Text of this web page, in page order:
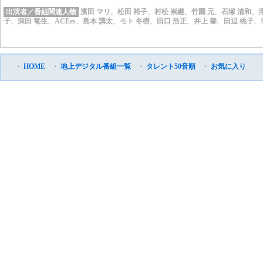
出演者／番組関連人物 濱田 マリ 、 松田 裕子、 村松 崇継、 竹園 元、 石塚 清和 、
子、 深田 竜生、 ACEes、 島本 講太、 モト 冬樹、 田口 浩正、 井上 肇、 田辺 桃子、
・ HOME ・ 地上デジタル番組一覧 ・ タレント50音順 ・ お気に入り